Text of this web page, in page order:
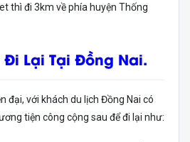
thì đi 3km về phía huyện Thống
Đi Lại Tại Đồng Nai.
đại, với khách du lịch Đồng Nai có
tiện công cộng sau để đi lại như: